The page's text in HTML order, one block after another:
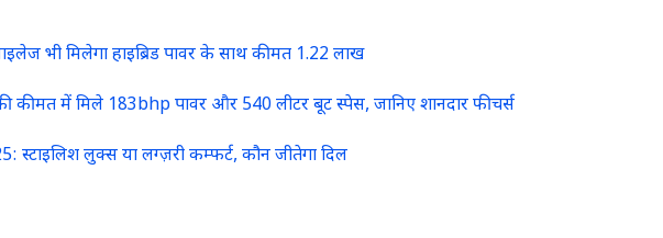
भी मिलेगा हाइब्रिड पावर के साथ कीमत 1.22 लाख
में मिले 183bhp पावर और 540 लीटर बूट स्पेस, जानिए शानदार फीचर्स
लुक्स या लग्ज़री कम्फर्ट, कौन जीतेगा दिल